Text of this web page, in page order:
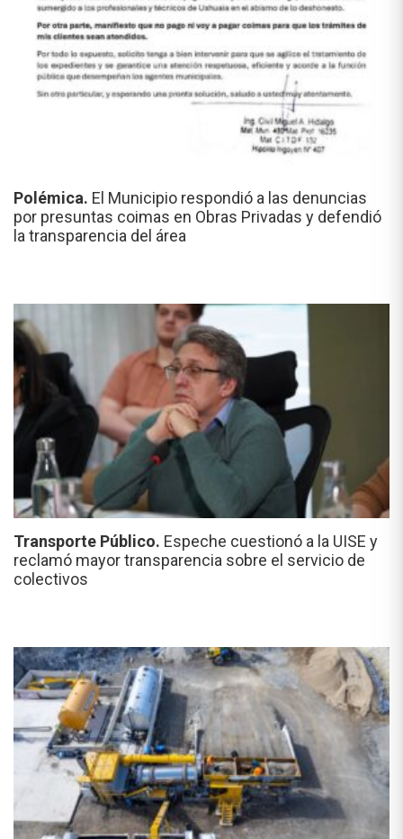
Polémica. El Municipio respondió a las denuncias
por presuntas coimas en Obras Privadas y defendió
la transparencia del área
Transporte Público. Espeche cuestionó a la UISE y
reclamó mayor transparencia sobre el servicio de
colectivos